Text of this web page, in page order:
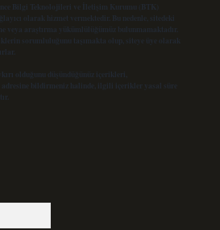
Bilgi Teknolojileri ve İletişim Kurumu (BTK)
olarak hizmet vermektedir. Bu nedenle, sitedeki
veya araştırma yükümlülüğümüz bulunmamaktadır.
sorumluluğunu taşımakta olup, siteye üye olarak
olduğunu düşündüğünüz içerikleri,
adresine bildirmeniz halinde, ilgili içerikler yasal süre